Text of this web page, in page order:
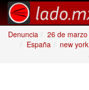
Denuncia
26 de marzo
España
new